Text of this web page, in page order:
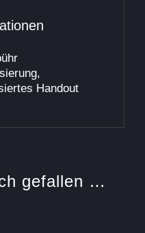
Handout
gefallen …